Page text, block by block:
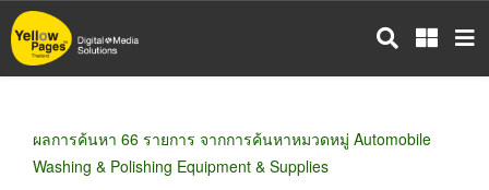
ข้าม
ไป
ผลการค้นหา 66 รายการ จากการค้นหาหมวดหมู่ Automobile
Washing & Polishing Equipment & Supplies